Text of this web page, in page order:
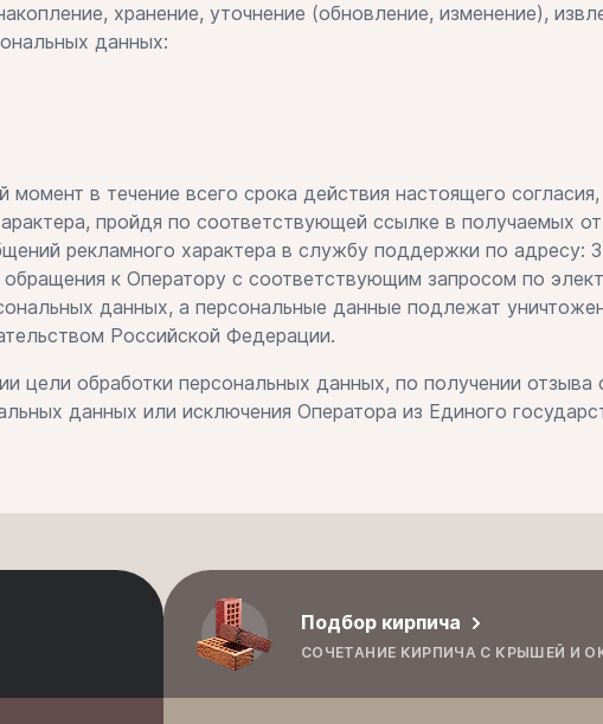
хранение, уточнение (обновление, изменение),
данных:
в течение всего срока действия настоящего согласия,
пройдя по соответствующей ссылке в получаемых
рекламного характера в службу поддержки по адресу:
к Оператору с соответствующим запросом по
данных, а персональные данные подлежат
Российской Федерации.
обработки персональных данных, по получении отзыва
данных или исключения Оператора из Единого
Подбор кирпича
СОЧЕТАНИЕ КИРПИЧА С КРЫШЕЙ И